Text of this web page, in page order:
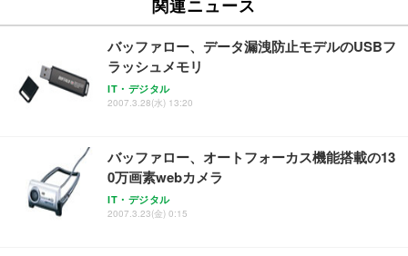
関連ニュース
バッファロー、データ漏洩防止モデルのUSBフ
ラッシュメモリ
IT・デジタル
2007.3.28(水) 13:20
バッファロー、オートフォーカス機能搭載の13
0万画素webカメラ
IT・デジタル
2007.3.23(金) 0:15